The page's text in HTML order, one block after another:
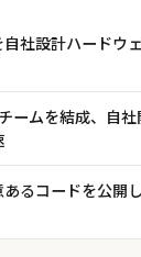
社設計ハードウ
ムを結成、自社
るコードを公開